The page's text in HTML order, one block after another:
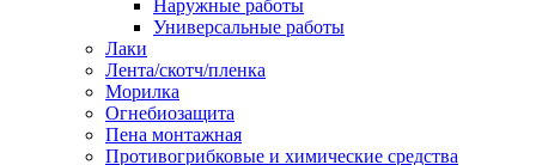
Наружные работы
Универсальные работы
Лаки
Лента/скотч/пленка
Морилка
Огнебиозащита
Пена монтажная
Противогрибковые и химические средства